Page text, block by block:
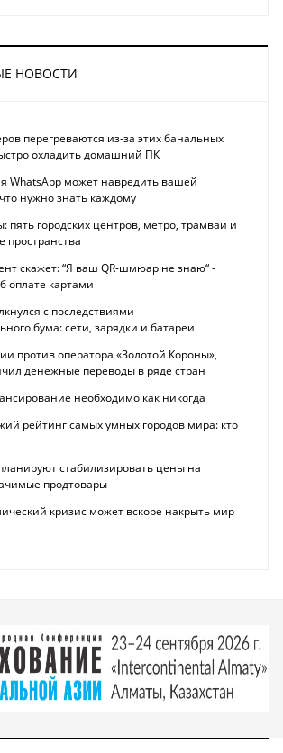
НОВОСТИ
перегреваются из-за этих банальных
охладить домашний ПК
WhatsApp может навредить вашей
нужно знать каждому
пять городских центров, метро, трамваи и
скажет: “Я ваш QR-шмюар не знаю“ -
оплате картами
с последствиями
бума: сети, зарядки и батареи
против оператора «Золотой Короны»,
денежные переводы в ряде стран
необходимо как никогда
рейтинг самых умных городов мира: кто
стабилизировать цены на
продтовары
кризис может вскоре накрыть мир